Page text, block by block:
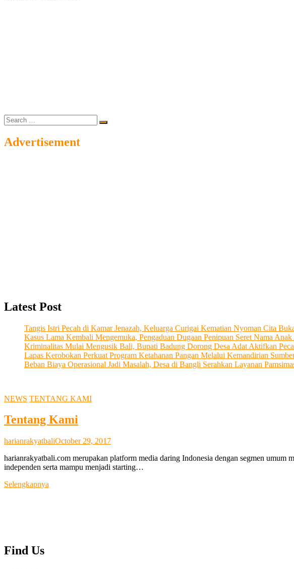
Search
…
Advertisement
Latest Post
Tangis Istri Pecah di Kamar Jenazah, Keluarga Curigai Kematian Nyoman Cita
Kasus Lama Kembali Mengemuka, Pengaduan Dugaan Penipuan Seret Nama
Kriminalitas Mulai Mengusik Bali, Bupati Badung Dorong Desa Adat Aktifkan
Lapas Kerobokan Perkuat Program Ketahanan Pangan Melalui Kemandirian
Beban Biaya Operasional Jadi Masalah, Desa di Bangli Serahkan Layanan
NEWS TENTANG KAMI
Tentang Kami
harianrakyatbaliOctober 29, 2017
harianrakyatbali.com merupakan platform media daring Indonesia dengan segmen umum
independen serta mampu menjadi starting…
Selengkapnya
Find Us